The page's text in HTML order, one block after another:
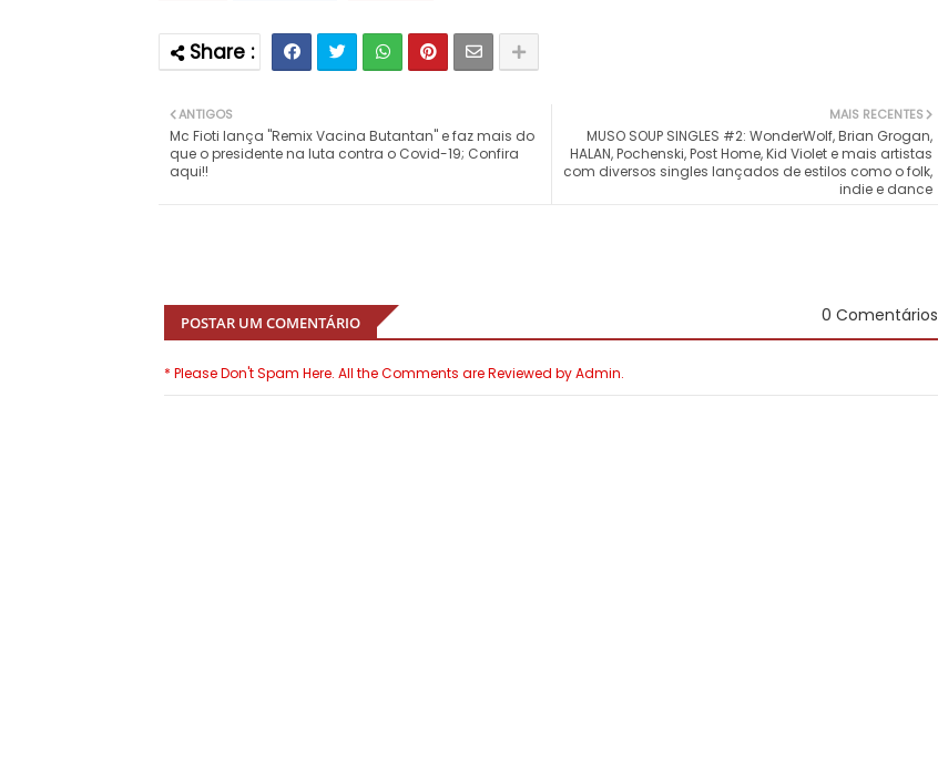
MAIS RECENTES
MUSO SOUP SINGLES #2: WonderWolf, Brian Grogan,
HALAN, Pochenski, Post Home, Kid Violet e mais artistas
com diversos singles lançados de estilos como o folk,
indie e dance
ANTIGOS
Mc Fioti lança "Remix Vacina Butantan" e faz mais do
que o presidente na luta contra o Covid-19; Confira
aqui!!
POSTAR UM COMENTÁRIO 0 Comentários
* Please Don't Spam Here. All the Comments are Reviewed by Admin.